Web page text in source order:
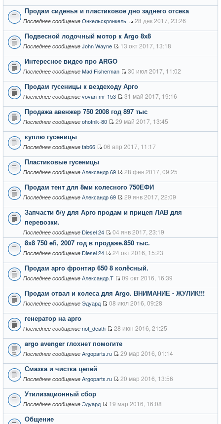
Продам сиденья и пластиковое дно заднего отсека
Последнее сообщение Онкельскронкель 28 дек 2017, 23:26
Подвесной лодочный мотор к Argo 8х8
Последнее сообщение John Wayne 13 окт 2017, 13:18
Интересное видео про ARGO
Последнее сообщение Mad Fisherman 30 июл 2017, 11:02
Продам гусеницы к вездеходу Арго
Последнее сообщение vovan-mr-153 31 май 2017, 19:16
Продажа авенжер 750 2008 год 897 тыс
Последнее сообщение ohotnik-80 29 май 2017, 13:45
куплю гусеницы
Последнее сообщение fab66 06 апр 2017, 11:17
Пластиковые гусеницы
Последнее сообщение Александр 69 28 фев 2017, 09:25
Продам тент для 8ми колесного 750ЕФИ
Последнее сообщение Александр 69 29 янв 2017, 22:09
Запчасти б/у для Арго продам и прицеп ЛАВ для
перевозки.
Последнее сообщение Diesel 24 04 янв 2017, 23:19
8х8 750 efi, 2007 год в продаже.850 тыс.
Последнее сообщение Diesel 24 24 окт 2016, 15:23
Продам арго фронтир 650 8 колёсный.
Последнее сообщение Александр.Т 09 окт 2016, 16:39
Продам отвал и колеса для Argo. ВНИМАНИЕ - ЖУЛИК!!!
Последнее сообщение Эдуард 08 июл 2016, 09:28
генератор на арго
Последнее сообщение not_death 28 июн 2016, 21:25
argo avenger глохнет помогите
Последнее сообщение Argoparts.ru 29 мар 2016, 01:14
Смазка и чистка цепей
Последнее сообщение Argoparts.ru 20 мар 2016, 13:56
Утилизационный сбор
Последнее сообщение Эдуард 19 мар 2016, 16:08
Общение